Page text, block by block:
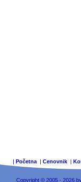
| Početna | Cenovnik |
Copyright © 2005 - 2026